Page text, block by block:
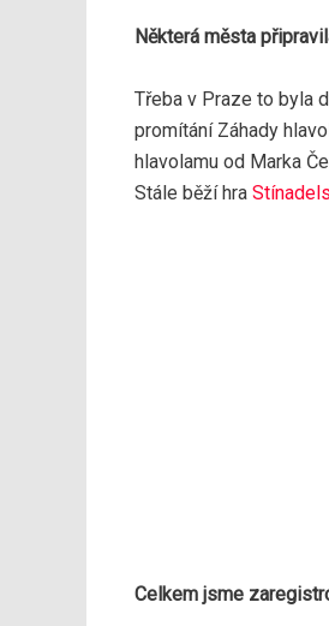
Některá města
Třeba v Praze to byla
promítání Záhady
hlavolamu od Marka
Stále běží hra
Celkem jsme